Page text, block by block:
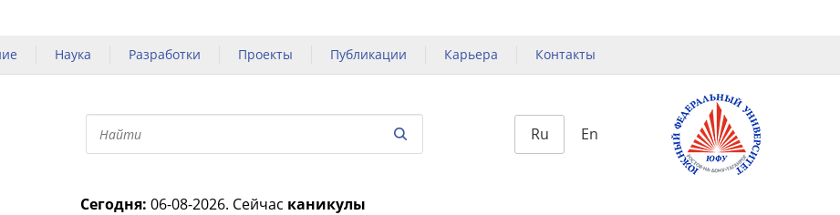
Наука Разработки Проекты Публикации Карьера Контакты
Ru En
Сегодня: 06-08-2026. Сейчас каникулы